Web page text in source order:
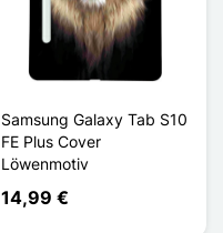
Samsung Galaxy Tab S10
FE Plus Cover
Löwenmotiv
14,99 €